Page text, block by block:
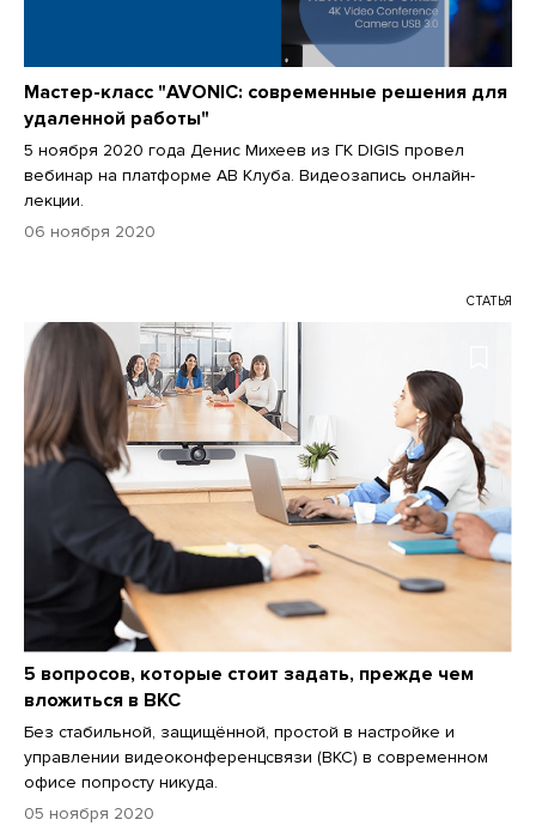
Мастер-класс "AVONIC: современные решения для
удаленной работы"
5 ноября 2020 года Денис Михеев из ГК DIGIS провел
вебинар на платформе АВ Клуба. Видеозапись онлайн-
лекции.
06 ноября 2020
СТАТЬЯ
5 вопросов, которые стоит задать, прежде чем
вложиться в ВКС
Без стабильной, защищённой, простой в настройке и
управлении видеоконференцсвязи (ВКС) в современном
офисе попросту никуда.
05 ноября 2020